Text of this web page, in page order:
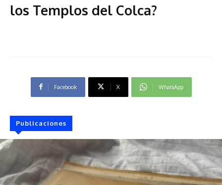
los Templos del Colca?
Facebook X WhatsApp
Publicaciones